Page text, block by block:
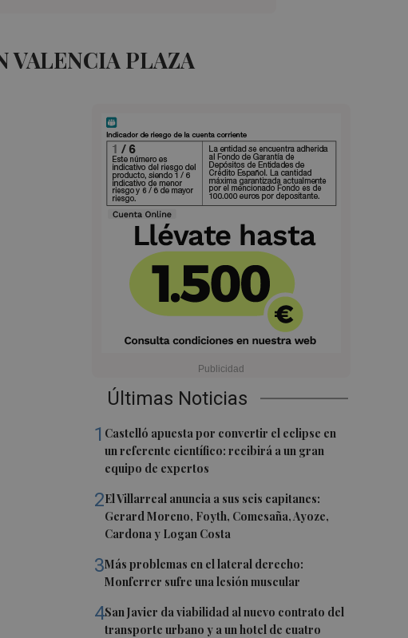
VALENCIA PLAZA
Últimas Noticias
1 Castelló apuesta por convertir el eclipse en
un referente científico: recibirá a un gran
equipo de expertos
2El Villarreal anuncia a sus seis capitanes:
Gerard Moreno, Foyth, Comesaña, Ayoze,
Cardona y Logan Costa
3Más problemas en el lateral derecho:
Monferrer sufre una lesión muscular
4San Javier da viabilidad al nuevo contrato del
transporte urbano y a un hotel de cuatro